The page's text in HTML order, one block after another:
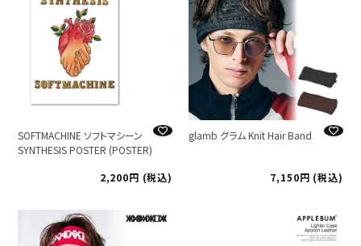
SOFTMACHINE ソフトマシーン
SYNTHESIS POSTER (POSTER)
2,200
税込
glamb グラム Knit Hair Band
7,150 税込